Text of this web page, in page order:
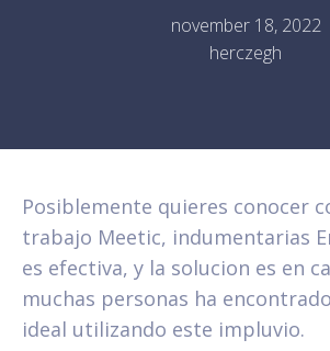
november 18, 2022
herczegh
Posiblemente quieres conocer
trabajo Meetic, indumentarias
es efectiva, y la solucion es en
muchas personas ha
ideal utilizando este impluvio.